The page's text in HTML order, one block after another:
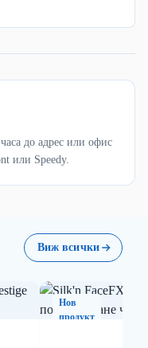
до адрес или офис
или Speedy.
Виж всички
Нов
продукт